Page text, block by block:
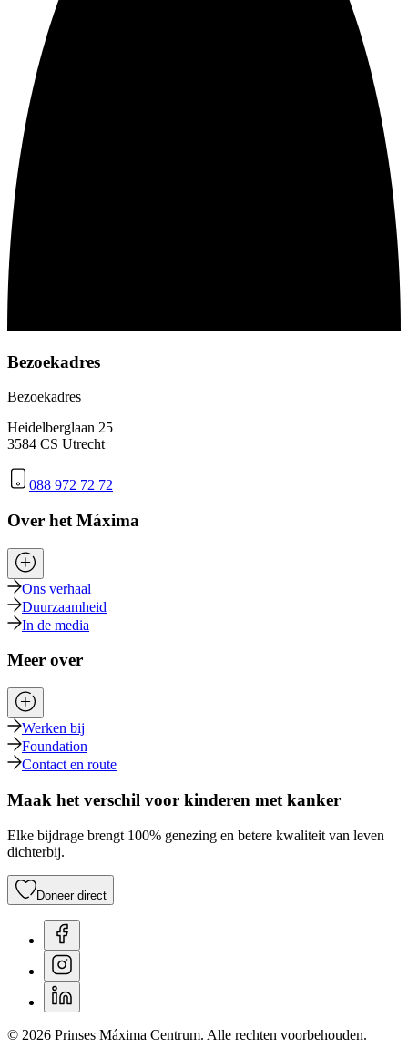
Bezoekadres
Bezoekadres
Heidelberglaan 25
3584 CS Utrecht
088 972 72 72
Over het Máxima
Ons verhaal
Duurzaamheid
In de media
Meer over
Werken bij
Foundation
Contact en route
Maak het verschil voor kinderen met kanker
Elke bijdrage brengt 100% genezing en betere kwaliteit van leven
dichterbij.
Doneer direct
© 2026 Prinses Máxima Centrum. Alle rechten voorbehouden.